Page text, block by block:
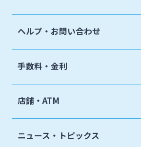
ヘルプ・お問い合わせ
手数料・金利
店舗・ATM
ニュース・トピックス